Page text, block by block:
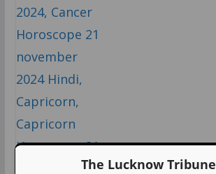
The Lucknow Tribune